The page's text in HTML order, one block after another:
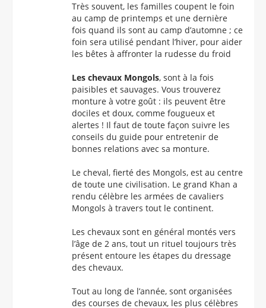
Très souvent, les familles coupent le foin
au camp de printemps et une dernière
fois quand ils sont au camp d’automne ; ce
foin sera utilisé pendant l’hiver, pour aider
les bêtes à affronter la rudesse du froid
Les chevaux Mongols, sont à la fois
paisibles et sauvages. Vous trouverez
monture à votre goût : ils peuvent être
dociles et doux, comme fougueux et
alertes ! Il faut de toute façon suivre les
conseils du guide pour entretenir de
bonnes relations avec sa monture.
Le cheval, fierté des Mongols, est au centre
de toute une civilisation. Le grand Khan a
rendu célèbre les armées de cavaliers
Mongols à travers tout le continent.
Les chevaux sont en général montés vers
l’âge de 2 ans, tout un rituel toujours très
présent entoure les étapes du dressage
des chevaux.
Tout au long de l’année, sont organisées
des courses de chevaux, les plus célèbres